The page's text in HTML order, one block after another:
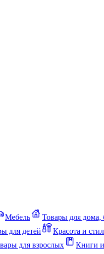
Мебель Товары для дома,
для детей Красота и
для взрослых Книги